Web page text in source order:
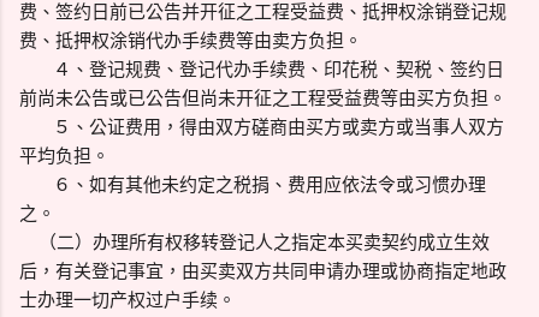
费、签约日前已公告并开征之工程受益费、抵押权涂销登记规
费、抵押权涂销代办手续费等由卖方负担。
４、登记规费、登记代办手续费、印花税、契税、签约日
前尚未公告或已公告但尚未开征之工程受益费等由买方负担。
５、公证费用，得由双方磋商由买方或卖方或当事人双方
平均负担。
６、如有其他未约定之税捐、费用应依法令或习惯办理
之。
（二）办理所有权移转登记人之指定本买卖契约成立生效
后，有关登记事宜，由买卖双方共同申请办理或协商指定地政
士办理一切产权过户手续。